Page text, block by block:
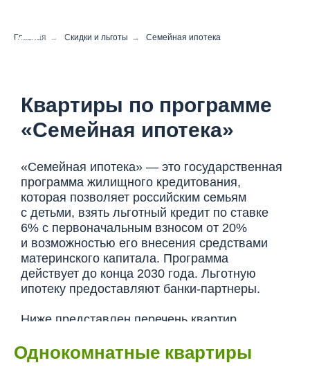
Главная → Скидки и льготы → Семейная ипотека
Квартиры по программе
«Семейная ипотека»
«Семейная ипотека» — это государственная
программа жилищного кредитования,
которая позволяет российским семьям
с детьми, взять льготный кредит по ставке
6% с первоначальным взносом от 20%
и возможностью его внесения средствами
материнского капитала. Программа
действует до конца 2030 года. Льготную
ипотеку предоставляют банки-партнеры.
Ниже представлен перечень квартир,
и Прокопьевске по госпрограмме
Однокомнатные квартиры